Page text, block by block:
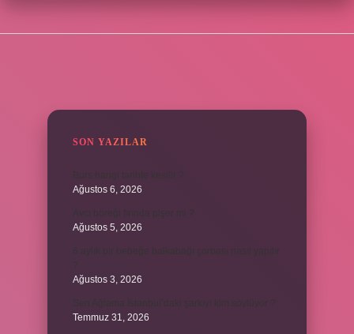
SON YAZILAR
Burs hangi tarihte kesilir ?
Ağustos 6, 2026
Avcı böreği fırında pişer mi ?
Ağustos 5, 2026
6 aylık bir bebeğe balkabağı çorbası nasıl yapılır
Ağustos 3, 2026
Sen Ağlama İstanbul’daki şarkıyı kim söylüyor ?
Temmuz 31, 2026